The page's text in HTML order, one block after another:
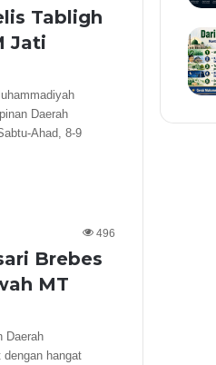
Tabligh
Jati
Daerah
Ahad, 8-9
496
Brebes
MT
Daerah
dengan hangat